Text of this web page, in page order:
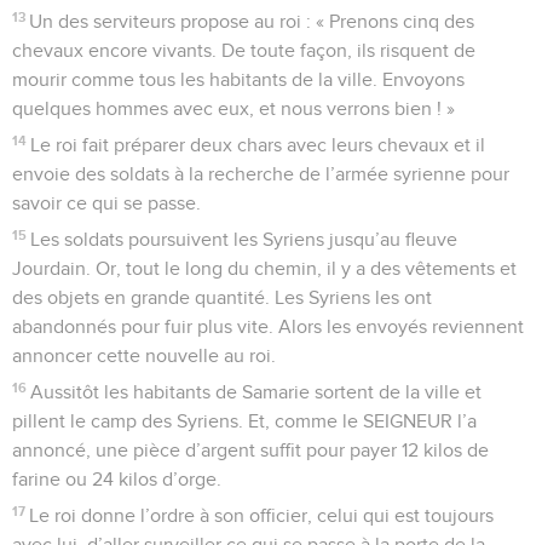
13 Un des serviteurs propose au roi : « Prenons cinq des
chevaux encore vivants. De toute façon, ils risquent de
mourir comme tous les habitants de la ville. Envoyons
quelques hommes avec eux, et nous verrons bien ! »
14 Le roi fait préparer deux chars avec leurs chevaux et il
envoie des soldats à la recherche de l’armée syrienne pour
savoir ce qui se passe.
15 Les soldats poursuivent les Syriens jusqu’au fleuve
Jourdain. Or, tout le long du chemin, il y a des vêtements et
des objets en grande quantité. Les Syriens les ont
abandonnés pour fuir plus vite. Alors les envoyés reviennent
annoncer cette nouvelle au roi.
16 Aussitôt les habitants de Samarie sortent de la ville et
pillent le camp des Syriens. Et, comme le SEIGNEUR l’a
annoncé, une pièce d’argent suffit pour payer 12 kilos de
farine ou 24 kilos d’orge.
17 Le roi donne l’ordre à son officier, celui qui est toujours